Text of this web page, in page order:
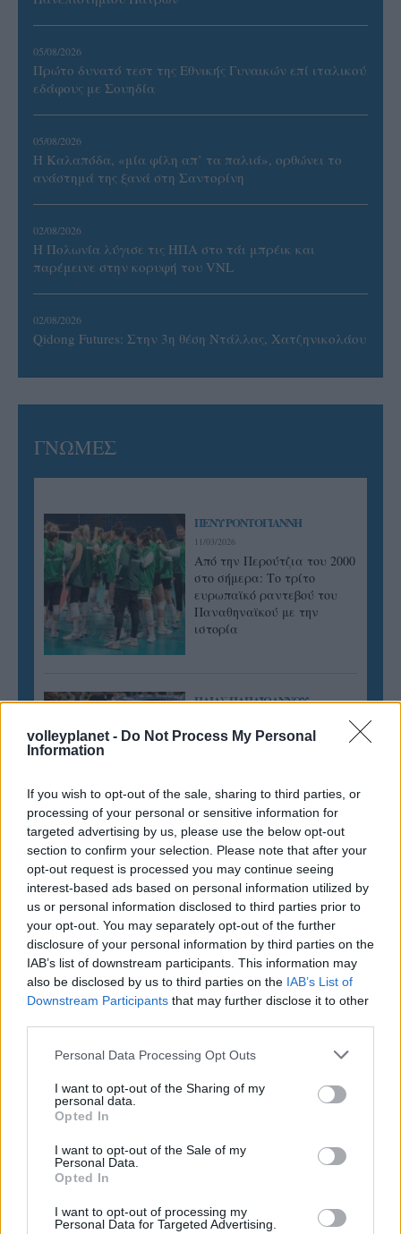
volleyplanet - Do Not Process My Personal
Information
If you wish to opt-out of the sale, sharing to third parties, or
processing of your personal or sensitive information for
targeted advertising by us, please use the below opt-out
section to confirm your selection. Please note that after your
opt-out request is processed you may continue seeing
interest-based ads based on personal information utilized by
us or personal information disclosed to third parties prior to
your opt-out. You may separately opt-out of the further
disclosure of your personal information by third parties on the
IAB’s list of downstream participants. This information may
also be disclosed by us to third parties on the IAB’s List of
Downstream Participants that may further disclose it to other
Please note that this website/app uses one or more Google
not limited to your visit or usage behaviour. You may click to
grant or deny consent to Google and its third-party tags to
use your data for below specified purposes in below Google
consent section.
Personal Data Processing Opt Outs
I want to opt-out of the Sharing of my
personal data.
Opted In
I want to opt-out of the Sale of my
Personal Data.
Opted In
I want to opt-out of processing my
Personal Data for Targeted Advertising.
05/08/2026
Πρώτο δυνατό τεστ της Εθνικής Γυναικών επί ιταλικού
εδάφους με Σουηδία
05/08/2026
Η Καλαπόδα, «μία φίλη απ’ τα παλιά», ορθώνει το
ανάστημά της ξανά στη Σαντορίνη
02/08/2026
Η Πολωνία λύγισε τις ΗΠΑ στο τάι μπρέικ και
παρέμεινε στην κορυφή του VNL
02/08/2026
Qidong Futures: Στην 3η θέση Ντάλλας, Χατζηνικολάου
ΓΝΩΜΕΣ
ΠΕΝΥ ΡΟΝΤΟΓΙΑΝΝΗ
11/03/2026
Από την Περούτζια του 2000
στο σήμερα: Tο τρίτο
ευρωπαϊκό ραντεβού του
Παναθηναϊκού με την
ιστορία
ΗΛΙΑΣ ΠΑΠΑΪΩΑΝΝΟΥ
Αναγνώριση και σεβασμός